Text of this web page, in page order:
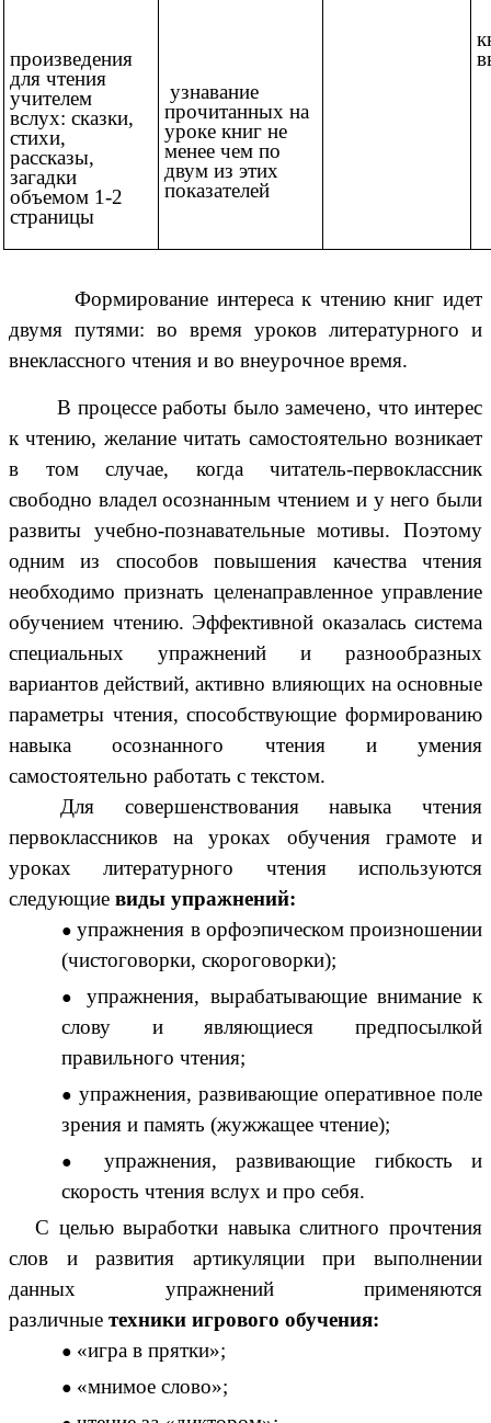
произведения
для чтения
учителем
вслух: сказки,
стихи,
рассказы,
загадки
объемом 1-2
страницы
узнавание
прочитанных на
уроке книг не
менее чем по
двум из этих
показателей
Формирование интереса к чтению книг идет
двумя путями: во время уроков литературного и
внеклассного чтения и во внеурочное время.
В процессе работы было замечено, что интерес
к чтению, желание читать самостоятельно возникает
в том случае, когда читатель-первоклассник
свободно владел осознанным чтением и у него были
развиты учебно-познавательные мотивы. Поэтому
одним из способов повышения качества чтения
необходимо признать целенаправленное управление
обучением чтению. Эффективной оказалась система
специальных упражнений и разнообразных
вариантов действий, активно влияющих на основные
параметры чтения, способствующие формированию
навыка осознанного чтения и умения
самостоятельно работать с текстом.
Для совершенствования навыка чтения
первоклассников на уроках обучения грамоте и
уроках литературного чтения используются
следующие виды упражнений:
упражнения в орфоэпическом произношении
(чистоговорки, скороговорки);
упражнения, вырабатывающие внимание к
слову и являющиеся предпосылкой
правильного чтения;
упражнения, развивающие оперативное поле
зрения и память (жужжащее чтение);
упражнения, развивающие гибкость и
скорость чтения вслух и про себя.
С целью выработки навыка слитного прочтения
слов и развития артикуляции при выполнении
данных упражнений применяются
различные техники игрового обучения:
«игра в прятки»;
«мнимое слово»;